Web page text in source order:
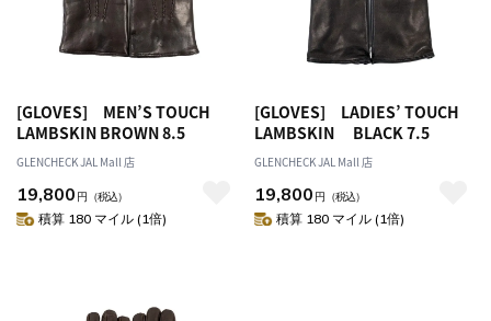
[GLOVES] MEN’S TOUCH
LAMBSKIN BROWN 8.5
GLENCHECK JAL Mall 店
19,800 円 （税込）
積算 180 マイル (1倍)
[GLOVES] LADIES’ TOUCH
LAMBSKIN BLACK 7.5
GLENCHECK JAL Mall 店
19,800 円 （税込）
積算 180 マイル (1倍)